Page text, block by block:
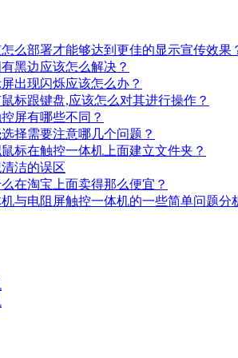
么部署才能够达到更佳的显示宣传效果
黑边应该怎么解决？
出现闪烁应该怎么办？
标跟键盘,应该怎么对其进行操作？
屏有哪些不同？
择需要注意哪几个问题？
标在触控一体机上面建立文件夹？
洁的误区
在淘宝上面卖得那么便宜？
与电阻屏触控一体机的一些简单问题分